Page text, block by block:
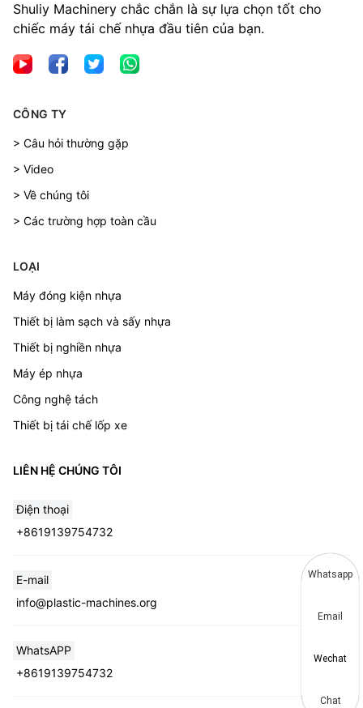
Shuliy Machinery chắc chắn là sự lựa chọn tốt cho
chiếc máy tái chế nhựa đầu tiên của bạn.
CÔNG TY
> Câu hỏi thường gặp
> Video
> Về chúng tôi
> Các trường hợp toàn cầu
LOẠI
Máy đóng kiện nhựa
Thiết bị làm sạch và sấy nhựa
Thiết bị nghiền nhựa
Máy ép nhựa
Công nghệ tách
Thiết bị tái chế lốp xe
LIÊN HỆ CHÚNG TÔI
Điện thoại
+8619139754732
E-mail
info@plastic-machines.org
WhatsAPP
+8619139754732
Whatsapp
Email
Wechat
Chat